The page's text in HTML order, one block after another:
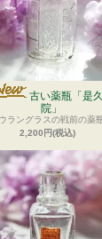
古い薬瓶「是
院」
ラングラスの戦前の薬
2,200円(税込)